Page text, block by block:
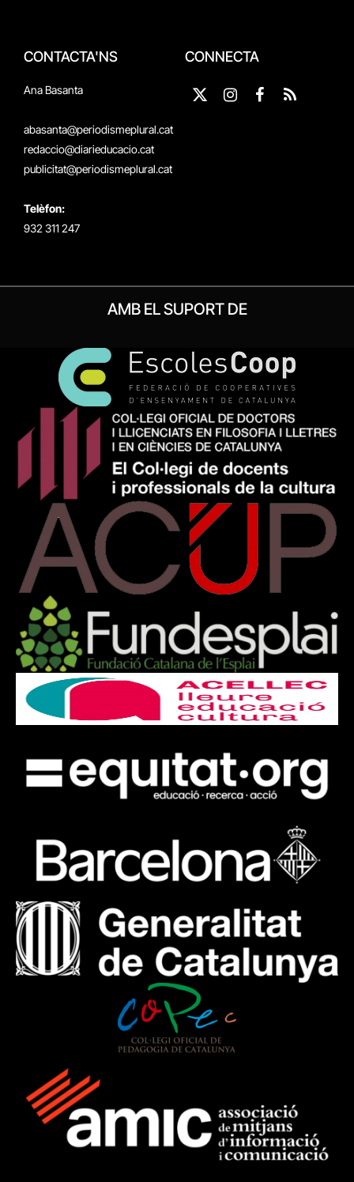
CONTACTA'NS
Ana Basanta
abasanta@periodismeplural.cat
redaccio@diarieducacio.cat
publicitat@periodismeplural.cat
Telèfon:
932 311 247
CONNECTA
X
Instagram
Facebook
RSS
AMB EL SUPORT DE